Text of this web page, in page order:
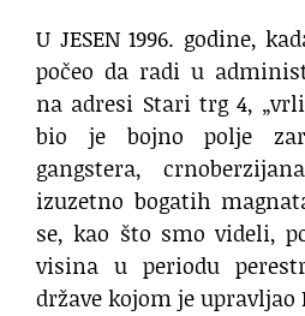
U JESEN 1996. godine,
počeo da radi u
na adresi Stari trg 4,
bio je bojno polje
gangstera,
izuzetno bogatih
se, kao što smo videli,
visina u periodu
države kojom je upravljao